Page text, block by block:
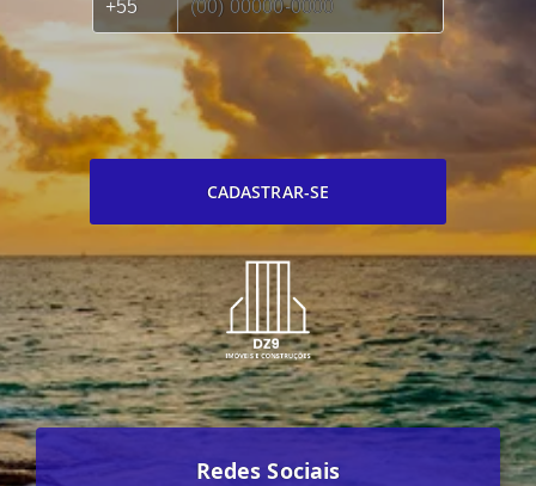
CADASTRAR-SE
Redes Sociais